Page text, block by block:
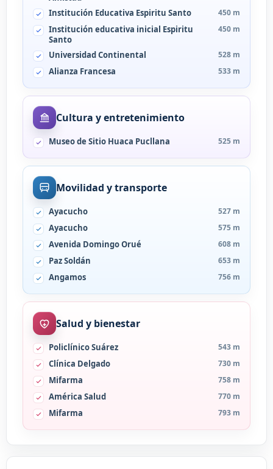
Institución Educativa Espiritu Santo
450 m
Institución educativa inicial Espiritu
Santo
450 m
Universidad Continental 528 m
Alianza Francesa 533 m
Cultura y entretenimiento
Museo de Sitio Huaca Pucllana 525 m
Movilidad y transporte
Ayacucho 527 m
Ayacucho 575 m
Avenida Domingo Orué 608 m
Paz Soldán 653 m
Angamos 756 m
Salud y bienestar
Policlínico Suárez 543 m
Clínica Delgado 730 m
Mifarma 758 m
América Salud 770 m
Mifarma 793 m